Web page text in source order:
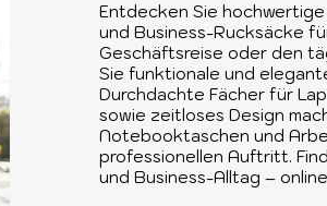
Entdecken Sie
und Business-Rucksäcke
Geschäftsreise oder den
Sie funktionale und
Durchdachte Fächer für
sowie zeitloses Design
Notebooktaschen und
professionellen Auftritt.
und Business-Alltag –